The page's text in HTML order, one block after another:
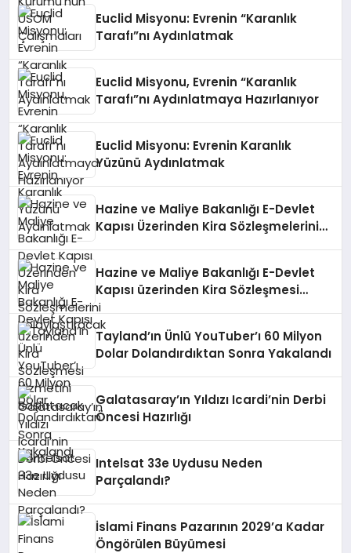
Euclid Misyonu: Evrenin “Karanlık
Tarafı”nı Aydınlatmak
Euclid Misyonu, Evrenin “Karanlık
Tarafı”nı Aydınlatmaya Hazırlanıyor
Euclid Misyonu: Evrenin Karanlık
Yüzünü Aydınlatmak
Hazine ve Maliye Bakanlığı E-Devlet
Kapısı Üzerinden Kira Sözleşmelerini
Hazine ve Maliye Bakanlığı E-Devlet
Kapısı üzerinden Kira Sözleşmesi
Hizmetini Başlatacak
Tayland’ın Ünlü YouTuber’ı 60 Milyon
Dolar Dolandırdıktan Sonra Yakalandı
Galatasaray’ın Yıldızı Icardi’nin Derbi
Öncesi Hazırlığı
Intelsat 33e Uydusu Neden
Parçalandı?
İslami Finans Pazarının 2029’a Kadar
Öngörülen Büyümesi